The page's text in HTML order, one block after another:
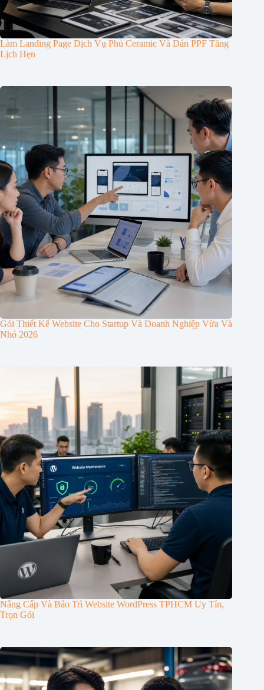
Làm Landing Page Dịch Vụ Phủ Ceramic Và Dán PPF Tăng
Lịch Hẹn
Gói Thiết Kế Website Cho Startup Và Doanh Nghiệp Vừa Và
Nhỏ 2026
Nâng Cấp Và Bảo Trì Website WordPress TPHCM Uy Tín,
Trọn Gói